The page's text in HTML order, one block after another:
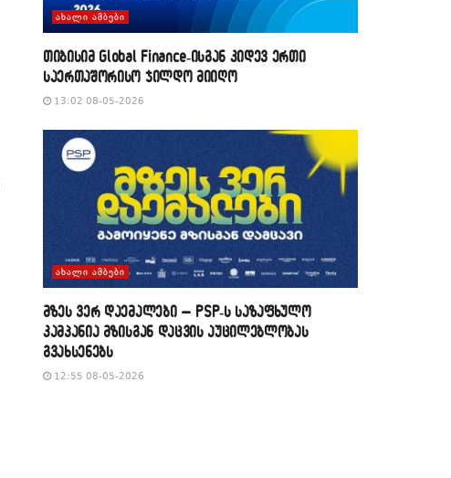
ᲐᲮᲐᲚᲘ ᲐᲛᲑᲔᲑᲘ
თიბისიმ Global Finance-ისგან კიდევ ერთი
საერთაშორისო ჯილდო მიიღო
13:02 08-05-2026
ᲐᲮᲐᲚᲘ ᲐᲛᲑᲔᲑᲘ
მზეს ვერ დაემალები – PSP-ს საზაფხულო
კამპანია მზისგან დაცვის აუცილებლობას
გვახსენებს
12:55 08-05-2026